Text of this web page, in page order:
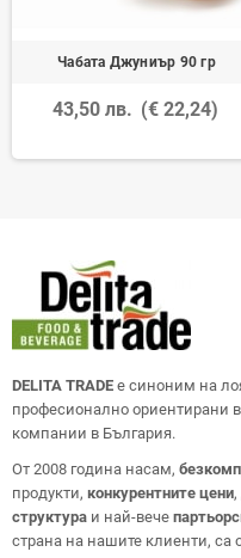
Чабата Джуниър 90 гр
43,50 лв. (€ 22,24)
DELITA TRADE е синоним на
професионално ориентирани
компании в България.
От 2008 година насам,
продукти, конкурентните цени,
структура и най-вече
страна на нашите клиенти,